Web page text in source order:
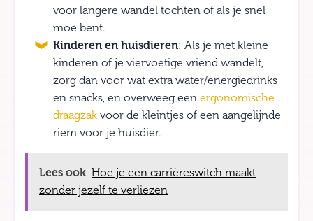
voor langere wandel tochten of als je snel
moe bent.
Kinderen en huisdieren: Als je met kleine
kinderen of je viervoetige vriend wandelt,
zorg dan voor wat extra water/energiedrinks
en snacks, en overweeg een ergonomische
draagzak voor de kleintjes of een aangelijnde
riem voor je huisdier.
Lees ook Hoe je een carrièreswitch maakt
zonder jezelf te verliezen